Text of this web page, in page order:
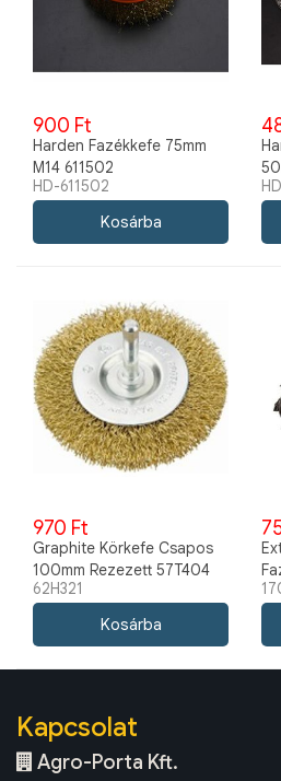
900 Ft
Harden Fazékkefe 75mm
M14 611502
HD-611502
970 Ft
Graphite Körkefe Csapos
100mm Rezezett 57T404
62H321
Kapcsolat
Agro-Porta Kft.